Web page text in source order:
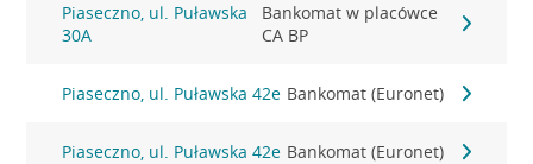
Piaseczno, ul. Puławska
30A
Bankomat w placówce
CA BP
Piaseczno, ul. Puławska 42e Bankomat (Euronet)
Piaseczno, ul. Puławska 42e Bankomat (Euronet)